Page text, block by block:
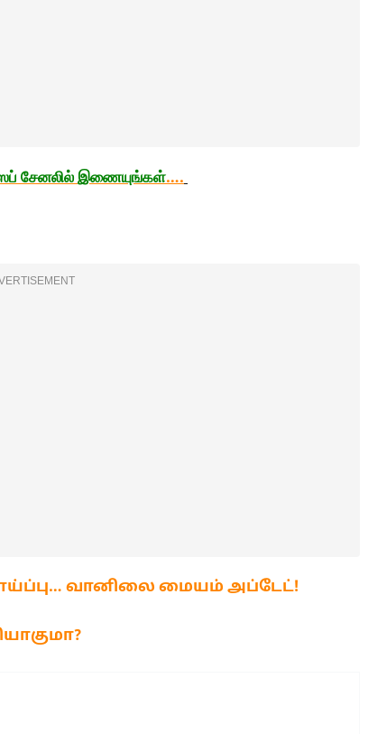
சேனலில் இணையுங்கள்….
வானிலை மையம் அப்டேட்!